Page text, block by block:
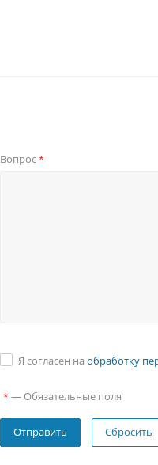
Вопрос*
Я согласен на обработку
* — Обязательные поля
Сбросить